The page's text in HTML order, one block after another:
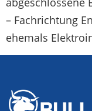
– Fachrichtung
ehemals